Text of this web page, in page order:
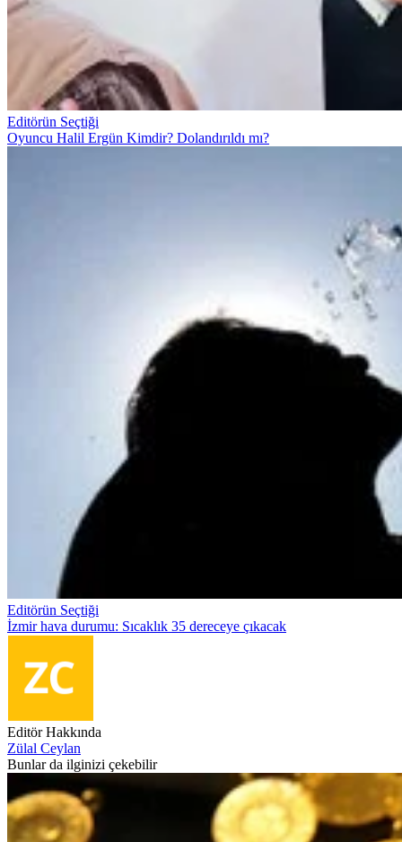
Editörün Seçtiği
Oyuncu Halil Ergün Kimdir? Dolandırıldı mı?
Editörün Seçtiği
İzmir hava durumu: Sıcaklık 35 dereceye çıkacak
Editör Hakkında
Zülal Ceylan
Bunlar da ilginizi çekebilir